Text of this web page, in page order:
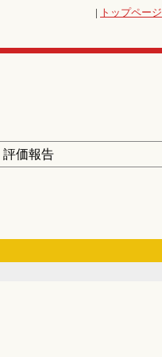
| トップページ
価報告